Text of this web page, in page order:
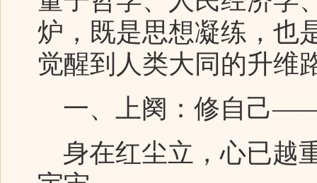
炉，既是思想凝练，也
觉醒到人类大同的升维
一、上阕：修自己
身在红尘立，心已越